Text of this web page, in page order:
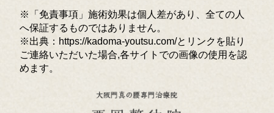
※「免責事項」施術効果は個人差があり、全ての人
へ保証するものではありません。
※出典：https://kadoma-youtsu.com/とリンクを貼り
ご連絡いただいた場合,各サイトでの画像の使用を認
めます。